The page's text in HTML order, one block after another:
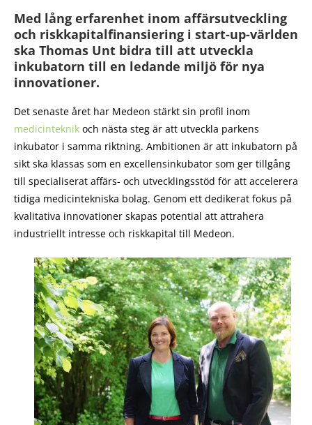
Med lång erfarenhet inom affärsutveckling
och riskkapitalfinansiering i start-up-världen
ska Thomas Unt bidra till att utveckla
inkubatorn till en ledande miljö för nya
innovationer.
Det senaste året har Medeon stärkt sin profil inom
medicinteknik och nästa steg är att utveckla parkens
inkubator i samma riktning. Ambitionen är att inkubatorn på
sikt ska klassas som en excellensinkubator som ger tillgång
till specialiserat affärs- och utvecklingsstöd för att accelerera
tidiga medicintekniska bolag. Genom ett dedikerat fokus på
kvalitativa innovationer skapas potential att attrahera
industriellt intresse och riskkapital till Medeon.